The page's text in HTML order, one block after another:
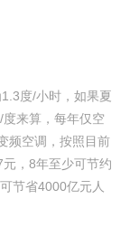
度/小时，如果夏
来算，每年仅空
频空调，按照目前
，8年至少可节约
节省4000亿元人